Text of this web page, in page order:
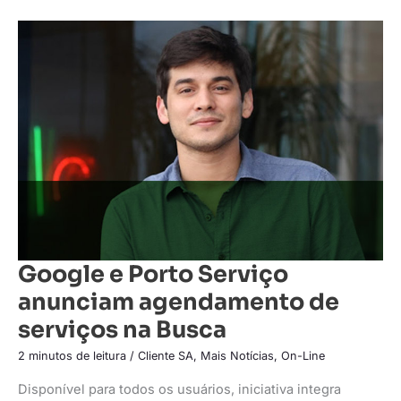
Google e Porto Serviço
anunciam agendamento de
serviços na Busca
2 minutos de leitura / Cliente SA, Mais Notícias, On-Line
Disponível para todos os usuários, iniciativa integra
Google
na
Busca